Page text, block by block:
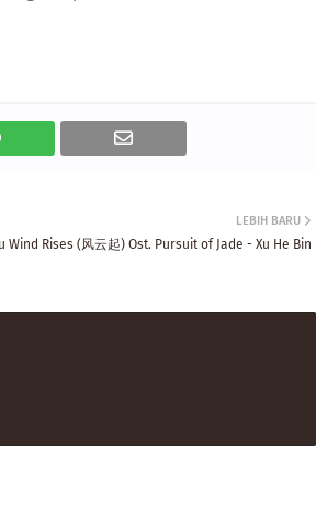
LEBIH BARU
Wind Rises (风云起) Ost. Pursuit of Jade - Xu He Bin